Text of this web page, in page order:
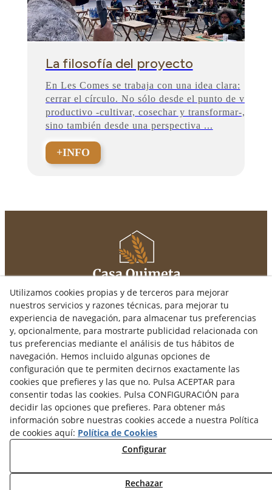
La filosofía del proyecto
En Les Comes se trabaja con una idea clara:
cerrar el círculo. No sólo desde el punto de vista
productivo -cultivar, cosechar y transformar-,
sino también desde una perspectiva ...
+INFO
HUTL - 072720 - 79
CASA QUIMETA
C/ Santa Maria, 18
25300 TÀRREGA (Lleida)
679 43 29 19
info@casaquimeta.com
Aviso Legal
Política de Privacidad
Utilizamos cookies propias y de terceros para mejorar
nuestros servicios y razones técnicas, para mejorar tu
experiencia de navegación, para almacenar tus preferencias
y, opcionalmente, para mostrarte publicidad relacionada con
tus preferencias mediante el análisis de tus hábitos de
navegación. Hemos incluido algunas opciones de
configuración que te permiten decirnos exactamente las
cookies que prefieres y las que no. Pulsa ACEPTAR para
consentir todas las cookies. Pulsa CONFIGURACIÓN para
decidir las opciones que prefieres. Para obtener más
información sobre nuestras cookies accede a nuestra Política
de cookies aquí: Política de Cookies
Configurar
Rechazar